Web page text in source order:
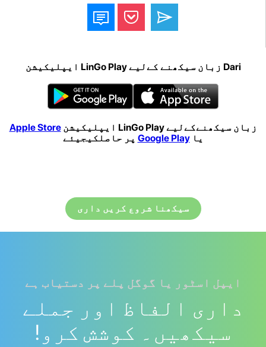
Dari زبان سیکھنے کےلیے LinGo Play ایپلیکیشن
زبان سیکھنےکےلیے LinGo Play ایپلیکیشن
Apple Store
یاGoogle Play پر حاصلکیجیئے
سیکھنا شروع کریں داری
ایپل اسٹور یا گوگل پلے پر دستیاب ہے
داری الفاظ اور جملے
سیکھیں۔ کوشش کرو!